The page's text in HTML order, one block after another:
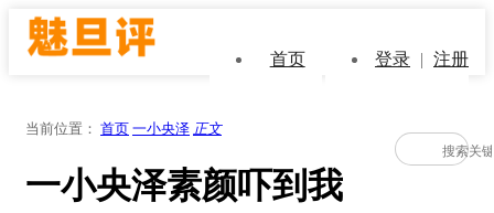
首页 登录 | 注册
当前位置： 首页 一小央泽 正文
一小央泽素颜吓到我